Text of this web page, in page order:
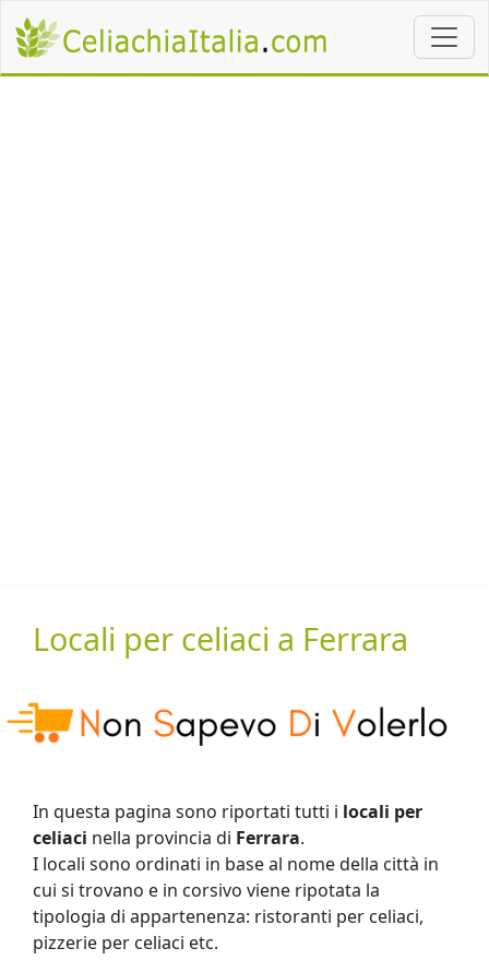
Locali per celiaci a Ferrara
In questa pagina sono riportati tutti i locali per
celiaci nella provincia di Ferrara.
I locali sono ordinati in base al nome della città in
cui si trovano e in corsivo viene ripotata la
tipologia di appartenenza: ristoranti per celiaci,
pizzerie per celiaci etc.